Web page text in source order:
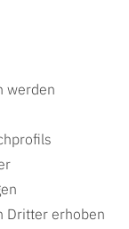
werden
Dritter erhoben